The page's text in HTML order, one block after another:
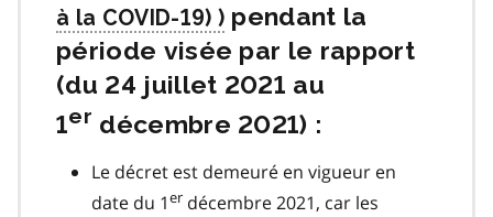
pendant la
période visée par le rapport
(du 24 juillet 2021 au
1er décembre 2021) :
Le décret est demeuré en vigueur en
date du 1er décembre 2021, car les